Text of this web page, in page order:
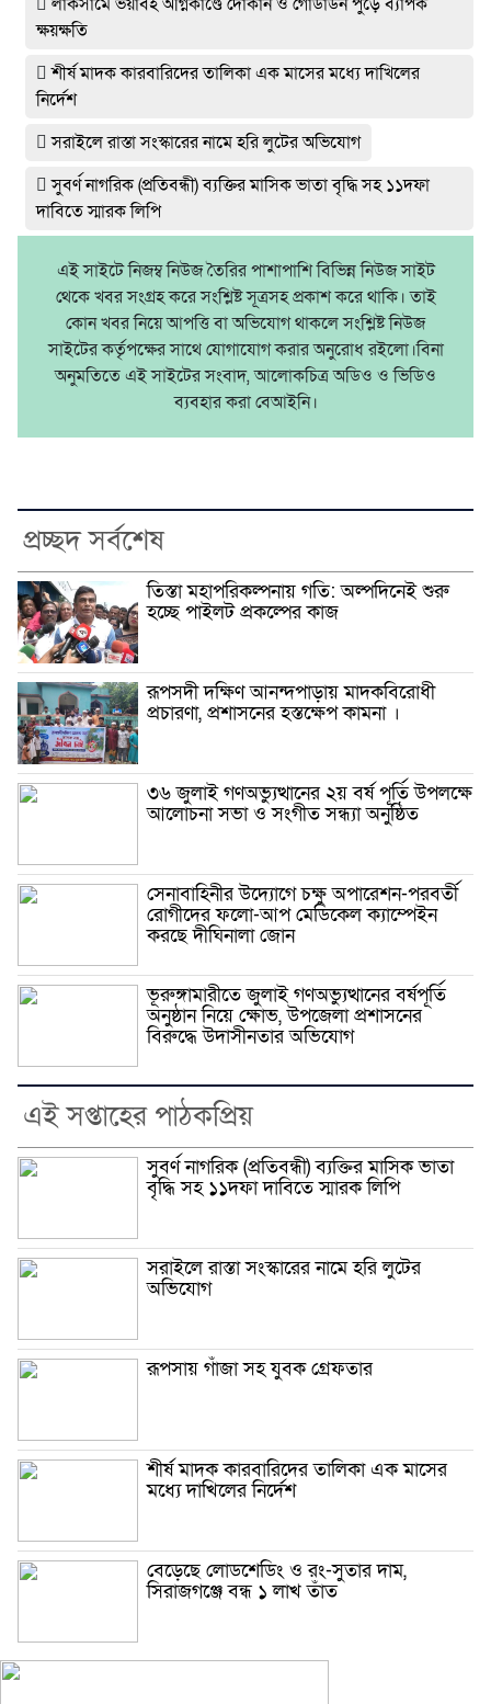
ক্ষয়ক্ষতি
শীর্ষ মাদক কারবারিদের তালিকা এক মাসের মধ্যে দাখিলের
নির্দেশ
সরাইলে রাস্তা সংস্কারের নামে হরি লুটের অভিযোগ
সুবর্ণ নাগরিক (প্রতিবন্ধী) ব্যক্তির মাসিক ভাতা বৃদ্ধি সহ ১১দফা
দাবিতে স্মারক লিপি
এই সাইটে নিজম্ব নিউজ তৈরির পাশাপাশি বিভিন্ন নিউজ সাইট
থেকে খবর সংগ্রহ করে সংশ্লিষ্ট সূত্রসহ প্রকাশ করে থাকি। তাই
কোন খবর নিয়ে আপত্তি বা অভিযোগ থাকলে সংশ্লিষ্ট নিউজ
সাইটের কর্তৃপক্ষের সাথে যোগাযোগ করার অনুরোধ রইলো।বিনা
অনুমতিতে এই সাইটের সংবাদ, আলোকচিত্র অডিও ও ভিডিও
ব্যবহার করা বেআইনি।
প্রচ্ছদ সর্বশেষ
তিস্তা মহাপরিকল্পনায় গতি: অল্পদিনেই শুরু
হচ্ছে পাইলট প্রকল্পের কাজ
রূপসদী দক্ষিণ আনন্দপাড়ায় মাদকবিরোধী
প্রচারণা, প্রশাসনের হস্তক্ষেপ কামনা ‎।
৩৬ জুলাই গণঅভ্যুত্থানের ২য় বর্ষ পূর্তি উপলক্ষে
আলোচনা সভা ও সংগীত সন্ধ্যা অনুষ্ঠিত
সেনাবাহিনীর উদ্যোগে চক্ষু অপারেশন-পরবর্তী
রোগীদের ফলো-আপ মেডিকেল ক্যাম্পেইন
করছে দীঘিনালা জোন
ভূরুঙ্গামারীতে জুলাই গণঅভ্যুত্থানের বর্ষপূর্তি
অনুষ্ঠান নিয়ে ক্ষোভ, উপজেলা প্রশাসনের
বিরুদ্ধে উদাসীনতার অভিযোগ
এই সপ্তাহের পাঠকপ্রিয়
সুবর্ণ নাগরিক (প্রতিবন্ধী) ব্যক্তির মাসিক ভাতা
বৃদ্ধি সহ ১১দফা দাবিতে স্মারক লিপি
সরাইলে রাস্তা সংস্কারের নামে হরি লুটের
অভিযোগ
রূপসায় গাঁজা সহ যুবক গ্রেফতার
শীর্ষ মাদক কারবারিদের তালিকা এক মাসের
মধ্যে দাখিলের নির্দেশ
বেড়েছে লোডশেডিং ও রং-সুতার দাম,
সিরাজগঞ্জে বন্ধ ১ লাখ তাঁত